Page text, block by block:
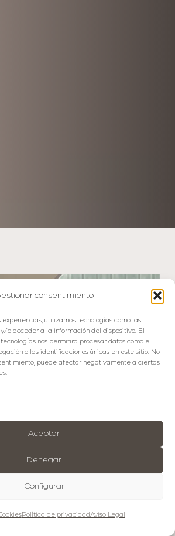
consentimiento
utilizamos tecnologías como las
o acceder a la información del dispositivo. El
nos permitirá procesar datos como el
o las identificaciones únicas en este sitio. No
puede afectar negativamente a ciertas
Aceptar
Denegar
Configurar
Política de privacidadAviso Legal